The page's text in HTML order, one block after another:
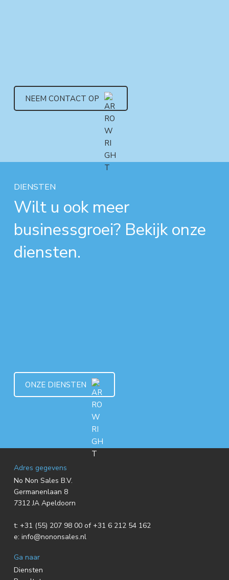
NEEM CONTACT OP
DIENSTEN
Wilt u ook meer
businessgroei? Bekijk onze
diensten.
ONZE DIENSTEN
F
o
o
t
e
r
Adres gegevens
No Non Sales B.V.
Germanenlaan 8
7312 JA Apeldoorn
t: +31 (55) 207 98 00 of +31 6 212 54 162
e: info@nononsales.nl
Ga naar
Diensten